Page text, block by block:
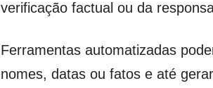
verificação factual ou da
Ferramentas automatizadas
nomes, datas ou fatos e até